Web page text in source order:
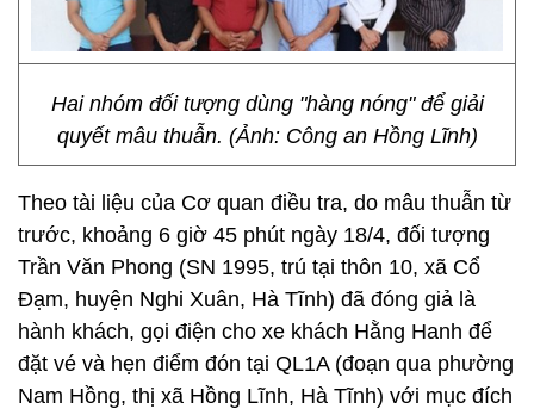
Hai nhóm đối tượng dùng "hàng nóng" để giải
quyết mâu thuẫn. (Ảnh: Công an Hồng Lĩnh)
Theo tài liệu của Cơ quan điều tra, do mâu thuẫn từ
trước, khoảng 6 giờ 45 phút ngày 18/4, đối tượng
Trần Văn Phong (SN 1995, trú tại thôn 10, xã Cổ
Đạm, huyện Nghi Xuân, Hà Tĩnh) đã đóng giả là
hành khách, gọi điện cho xe khách Hằng Hanh để
đặt vé và hẹn điểm đón tại QL1A (đoạn qua phường
Nam Hồng, thị xã Hồng Lĩnh, Hà Tĩnh) với mục đích